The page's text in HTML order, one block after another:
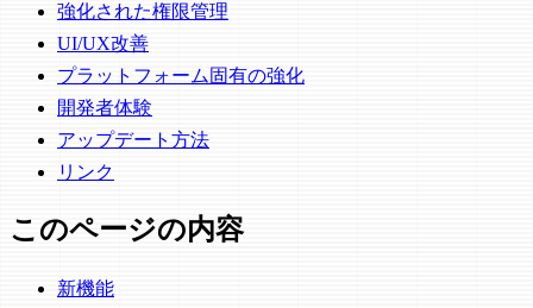
強化された権限管理
UI/UX改善
プラットフォーム固有の強化
開発者体験
アップデート方法
リンク
このページの内容
新機能